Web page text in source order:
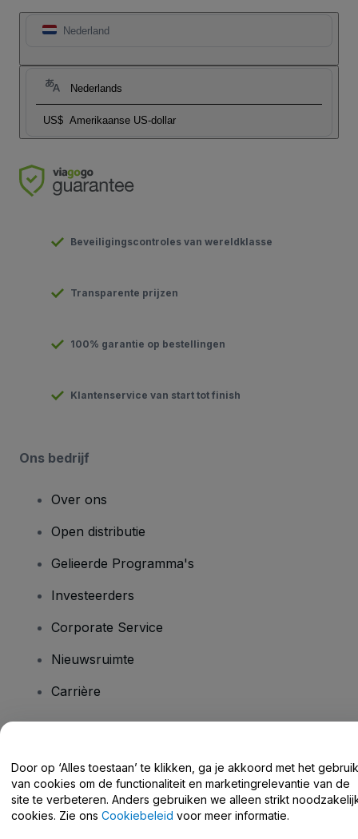
Nederland
Nederlands
US$ Amerikaanse US-dollar
Beveiligingscontroles van wereldklasse
Transparente prijzen
100% garantie op bestellingen
Klantenservice van start tot finish
Ons bedrijf
Over ons
Open distributie
Gelieerde Programma's
Investeerders
Corporate Service
Nieuwsruimte
Carrière
Helpcentrum / Neem Contact Met Ons Op
Door op ‘Alles toestaan’ te klikken, ga je akkoord met het gebruik
van cookies om de functionaliteit en marketingrelevantie van de
site te verbeteren. Anders gebruiken we alleen strikt
cookies. Zie ons Cookiebeleid voor meer informatie.